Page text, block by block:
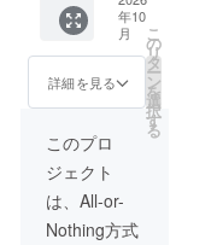
人様は
もちろ
ん、ギ
フトと
として
お使い
いただ
けま
す。 有
効期限
は発行
年10
月
詳細を見る
こ
の
リ
タ
ー
ン
を
選
択
す
る
このプロ
ジェクト
は、All-or-
Nothing方式